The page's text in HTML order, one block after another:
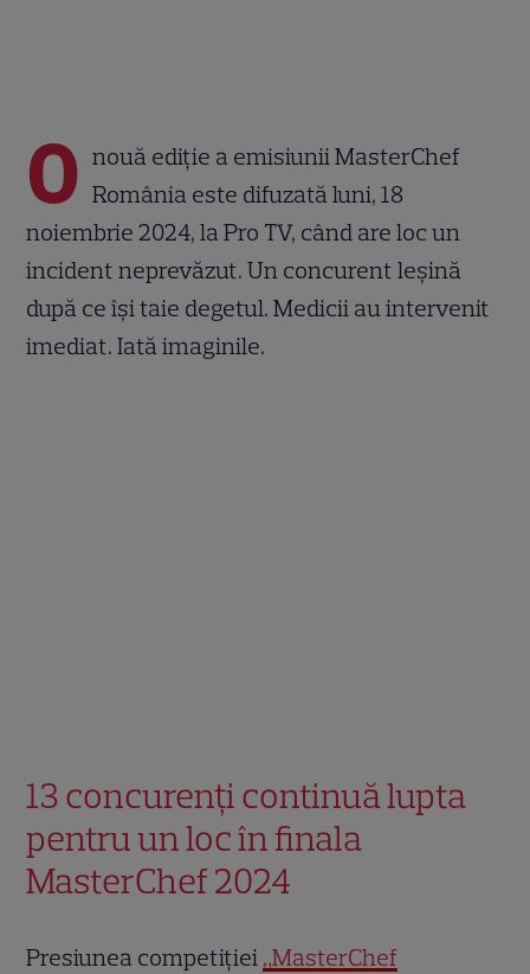
O nouă ediție a emisiunii MasterChef
România este difuzată luni, 18
noiembrie 2024, la Pro TV, când are loc un
incident neprevăzut. Un concurent leșină
după ce își taie degetul. Medicii au intervenit
imediat. Iată imaginile.
13 concurenți continuă lupta
pentru un loc în finala
MasterChef 2024
Presiunea competiției „MasterChef